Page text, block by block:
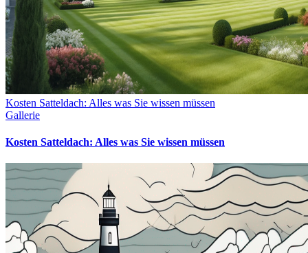
Kosten Satteldach: Alles was Sie wissen müssen
Gallerie
Kosten Satteldach: Alles was Sie wissen müssen